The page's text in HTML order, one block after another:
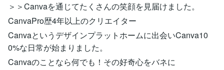
＞＞Canvaを通じてたくさんの笑顔を見届けました。
CanvaPro歴4年以上のクリエイター
Canvaというデザインプラットホームに出会いCanva10
0%な日常が始まりました。
Canvaのことなら何でも！その好奇心をバネに